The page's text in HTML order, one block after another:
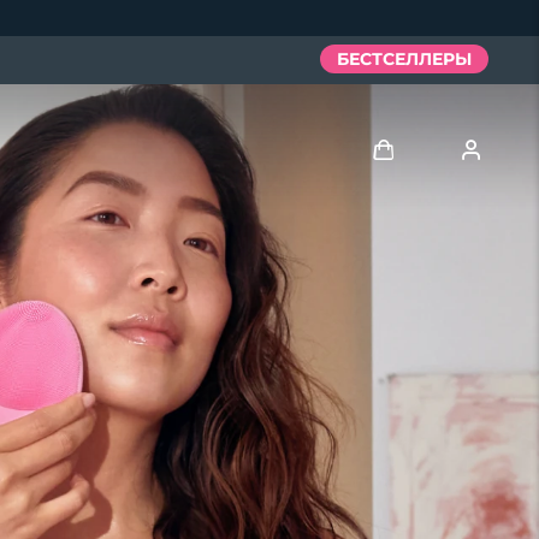
БЕСТСЕЛЛЕРЫ
Профиль пользователя
Мои заказы
Мои адреса
Мои подписки